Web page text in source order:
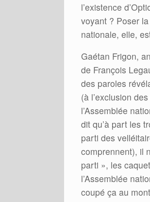
l’existence
voyant ? Poser
nationale, elle,
Gaétan Frigon,
de François
des paroles
(à l’exclusion
l’Assemblée
dit qu’à part les
parti des
comprennent), il
parti », les
l’Assemblée
coupé ça au